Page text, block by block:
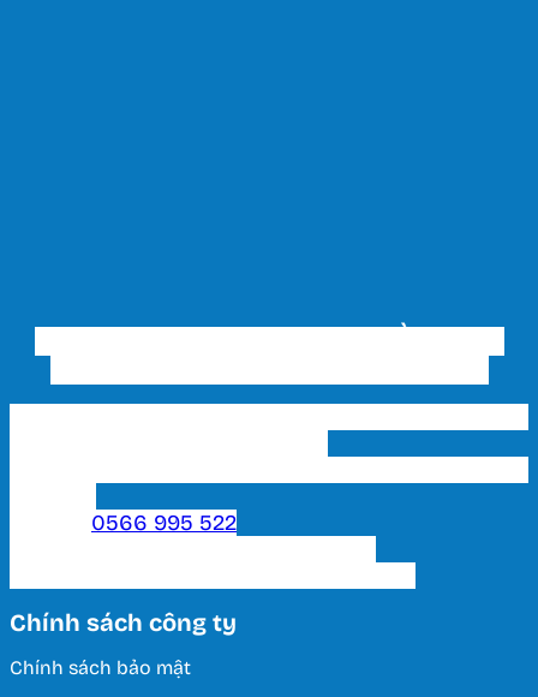
0566 995 522
Chính sách công ty
Chính sách bảo mật